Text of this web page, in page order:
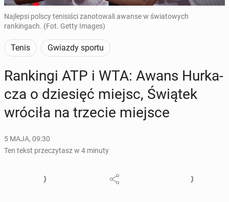
Najlepsi polscy tenisiści zanotowali awanse w światowych
rankingach. (Fot. Getty Images)
Tenis Gwiazdy sportu
Ran­kin­gi ATP i WTA: Awans Hur­ka­
cza o dzie­sięć miejsc, Świątek
wróciła na trzecie miejsce
5 MAJA, 09:30
Ten tekst przeczytasz w 4 minuty